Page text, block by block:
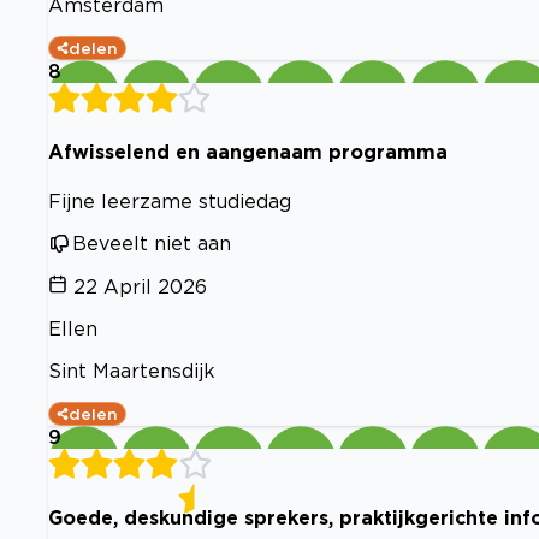
Amsterdam
delen
8
Afwisselend en aangenaam programma
Fijne leerzame studiedag
Beveelt niet aan
22 April 2026
Ellen
Sint Maartensdijk
delen
9
Goede, deskundige sprekers, praktijkgerichte